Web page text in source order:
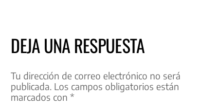
DEJA UNA RESPUESTA
Tu dirección de correo electrónico no será
publicada. Los campos obligatorios están
marcados con*